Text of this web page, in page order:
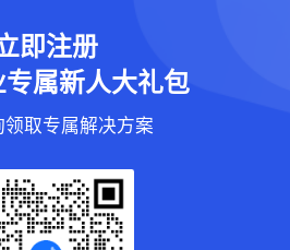
即注册
属新人大礼包
领取专属解决方案